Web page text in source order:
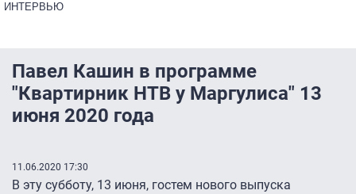
ИНТЕРВЬЮ
Павел Кашин в программе
"Квартирник НТВ у Маргулиса" 13
июня 2020 года
11.06.2020 17:30
В эту субботу, 13 июня, гостем нового выпуска